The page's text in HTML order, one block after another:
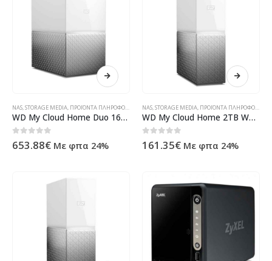
NAS,STORAGE MEDIA, ΠΡΟΪΌΝΤΑ ΠΛΗΡΟΦΟΡΙΚΉΣ - ΚΙΝΗΤΉΣ ΤΗΛΕΦΩΝΊΑΣ - ΗΛΕΚΤΡΟΝΙΚΆ
WD My Cloud Home Duo 16TB WDBMUT0160JWT-EESN
0out of 5
653.88€ Με φπα 24%
NAS,STORAGE MEDIA, ΠΡΟΪΌΝΤΑ ΠΛΗΡΟΦΟΡΙΚΉΣ - ΚΙΝΗΤΉΣ ΤΗΛΕΦΩΝΊΑΣ - ΗΛΕΚΤΡΟΝΙΚΆ
WD My Cloud Home 2TB WDBVXC0020HWT-EESN
0 out of 5
161.35€ Με φπα 24%